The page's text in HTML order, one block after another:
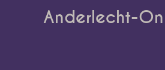
Anderlecht-